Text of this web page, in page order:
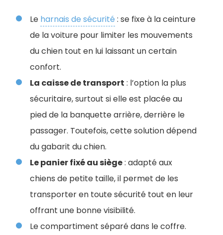
Le harnais de sécurité : se fixe à la ceinture
de la voiture pour limiter les mouvements
du chien tout en lui laissant un certain
confort.
La caisse de transport : l’option la plus
sécuritaire, surtout si elle est placée au
pied de la banquette arrière, derrière le
passager. Toutefois, cette solution dépend
du gabarit du chien.
Le panier fixé au siège: adapté aux
chiens de petite taille, il permet de les
transporter en toute sécurité tout en leur
offrant une bonne visibilité.
Le compartiment séparé dans le coffre.